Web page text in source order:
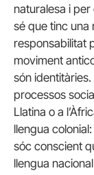
naturalesa i
sé que tinc una
responsabilitat
moviment
són
processos
Llatina o a
llengua
sóc conscient
llengua